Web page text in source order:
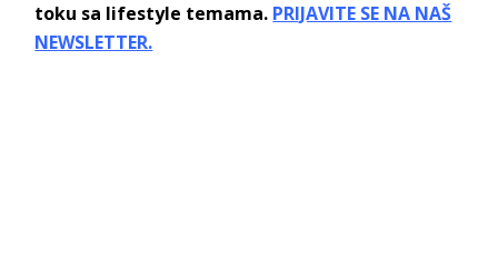
toku sa lifestyle temama. PRIJAVITE SE NA NAŠ
NEWSLETTER.